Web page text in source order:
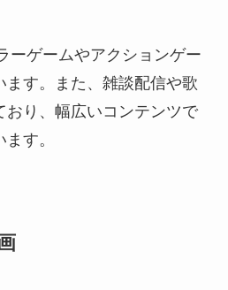
ーゲームやアクションゲー
ます。また、雑談配信や歌
おり、幅広いコンテンツで
す。